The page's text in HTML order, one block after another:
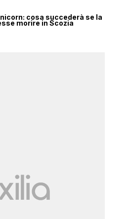
cosa succederà se la
morire in Scozia